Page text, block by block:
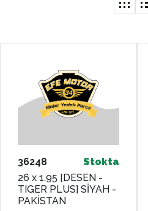
36248
Stokta
26 x 1.95 [DESEN -
TIGER PLUS] SİYAH -
PAKİSTAN